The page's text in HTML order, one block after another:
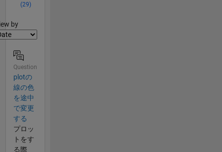
(29)
by
Question
plotの
線の色
を途中
で変更
する
プロッ
トをす
る際